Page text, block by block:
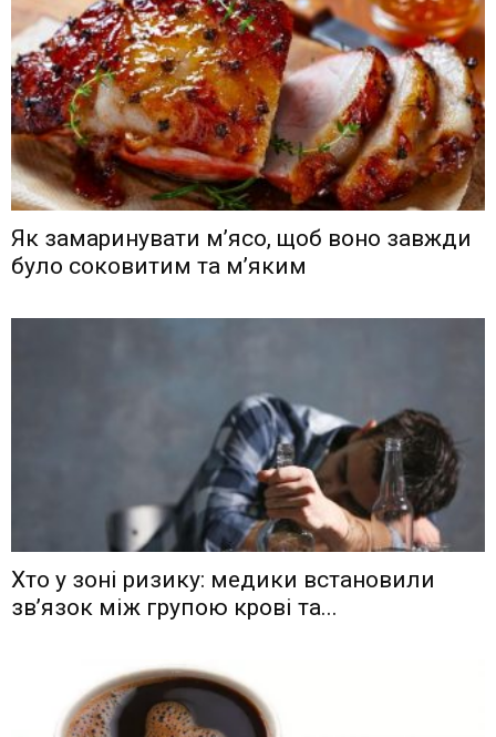
Як замаринувати м’ясо, щоб воно завжди
було соковитим та м’яким
Хто у зоні ризику: медики встановили
зв’язок між групою крові та...